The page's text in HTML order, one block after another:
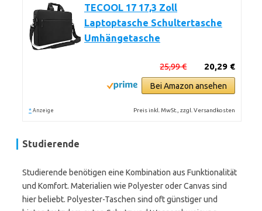
TECOOL 17 17,3 Zoll
Laptoptasche Schultertasche
Umhängetasche
20,29 €
25,99 €
Bei Amazon ansehen
* Anzeige Preis inkl. MwSt., zzgl. Versandkosten
Studierende
Studierende benötigen eine Kombination aus Funktionalität
und Komfort. Materialien wie Polyester oder Canvas sind
hier beliebt. Polyester-Taschen sind oft günstiger und